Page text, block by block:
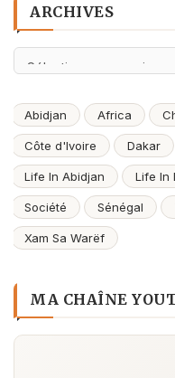
ARCHIVES
Archives
Abidjan Africa
Côte d'Ivoire Dakar
Life In Abidjan Life In
Société Sénégal
Xam Sa Warëf
MA CHAÎNE